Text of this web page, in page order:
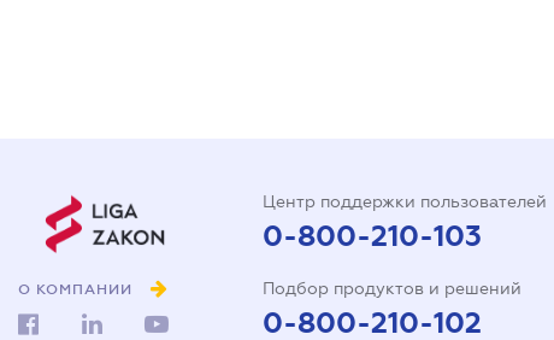
О КОМПАНИИ
Центр поддержки пользователей
0-800-210-103
Подбор продуктов и решений
0-800-210-102